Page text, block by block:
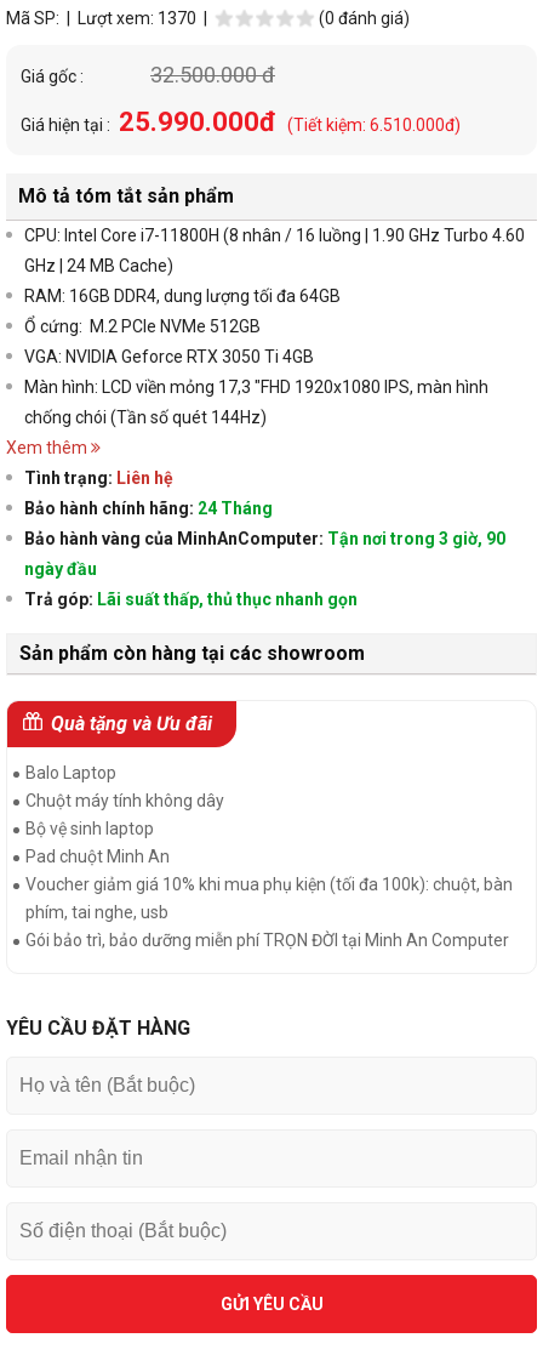
Mã SP: | Lượt xem: 1370 | (0 đánh giá)
Giá gốc : 32.500.000 đ
Giá hiện tại : 25.990.000đ (Tiết kiệm: 6.510.000đ)
Mô tả tóm tắt sản phẩm
CPU: Intel Core i7-11800H (8 nhân / 16 luồng | 1.90 GHz Turbo 4.60
GHz | 24 MB Cache)
RAM: 16GB DDR4, dung lượng tối đa 64GB
Ổ cứng: M.2 PCIe NVMe 512GB
VGA: NVIDIA Geforce RTX 3050 Ti 4GB
Màn hình: LCD viền mỏng 17,3 "FHD 1920x1080 IPS, màn hình
chống chói (Tần số quét 144Hz)
Xem thêm
Tình trạng: Liên hệ
Bảo hành chính hãng: 24 Tháng
Bảo hành vàng của MinhAnComputer: Tận nơi trong 3 giờ, 90
ngày đầu
Trả góp: Lãi suất thấp, thủ thục nhanh gọn
Sản phẩm còn hàng tại các showroom
Quà tặng và Ưu đãi
Balo Laptop
Chuột máy tính không dây
Bộ vệ sinh laptop
Pad chuột Minh An
Voucher giảm giá 10% khi mua phụ kiện (tối đa 100k): chuột, bàn
phím, tai nghe, usb
Gói bảo trì, bảo dưỡng miễn phí TRỌN ĐỜI tại Minh An Computer
YÊU CẦU ĐẶT HÀNG
GỬI YÊU CẦU